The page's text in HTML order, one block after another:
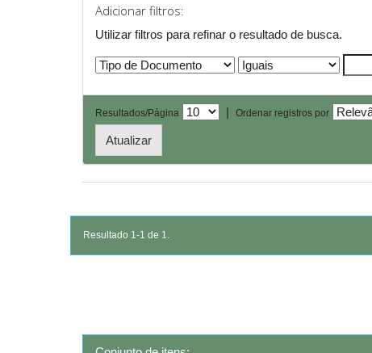
Adicionar filtros:
Utilizar filtros para refinar o resultado de busca.
Resultados/Página | Ordenar registros por
Resultado 1-1 de 1.